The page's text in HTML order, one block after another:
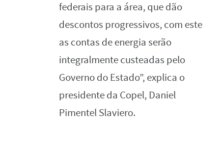
federais para a área, que dão
descontos progressivos, com este
as contas de energia serão
integralmente custeadas pelo
Governo do Estado”, explica o
presidente da Copel, Daniel
Pimentel Slaviero.